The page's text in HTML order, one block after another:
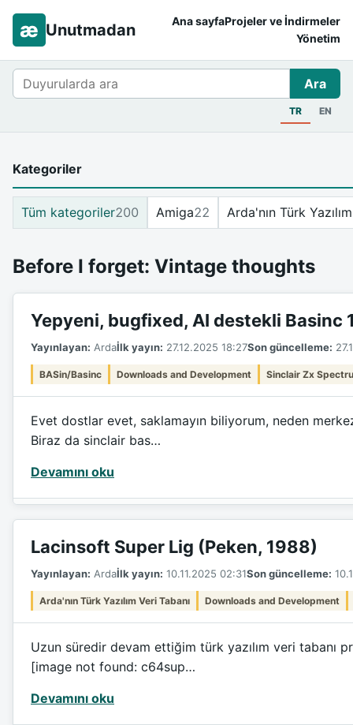
æ Unutmadan Ana sayfaProjeler ve İndirmeler
Yönetim
Ara Ara
TR EN
Before I forget: Vintage thoughts
Yepyeni, bugfixed, AI destekli Basinc
Yayınlayan: Ardaİlk yayın: 27.12.2025 18:27Son güncelleme:
BASin/Basinc Downloads and Development Sinclair Zx
Evet dostlar evet, saklamayın biliyorum, neden
Biraz da sinclair bas…
Devamını oku
Lacinsoft Super Lig (Peken, 1988)
Yayınlayan: Ardaİlk yayın: 10.11.2025 02:31Son güncelleme:
Arda'nın Türk Yazılım Veri Tabanı Downloads and Development
Uzun süredir devam ettiğim türk yazılım veri tabanı
[image not found: c64sup…
Devamını oku
Kategoriler
Tüm kategoriler200 Amiga22 Arda'nın Türk